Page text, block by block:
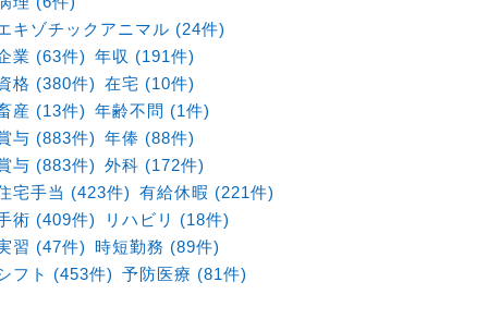
キゾチックアニマル (24件)
業 (63件) 年収 (191件)
格 (380件) 在宅 (10件)
産 (13件) 年齢不問 (1件)
与 (883件) 年俸 (88件)
与 (883件) 外科 (172件)
宅手当 (423件) 有給休暇 (221件)
術 (409件)
リハビリ (18件)
習 (47件) 時短勤務 (89件)
フト (453件) 予防医療 (81件)